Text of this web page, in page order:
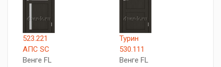
523.221
АПС SC
Венге FL
Турин
530.111
Венге FL